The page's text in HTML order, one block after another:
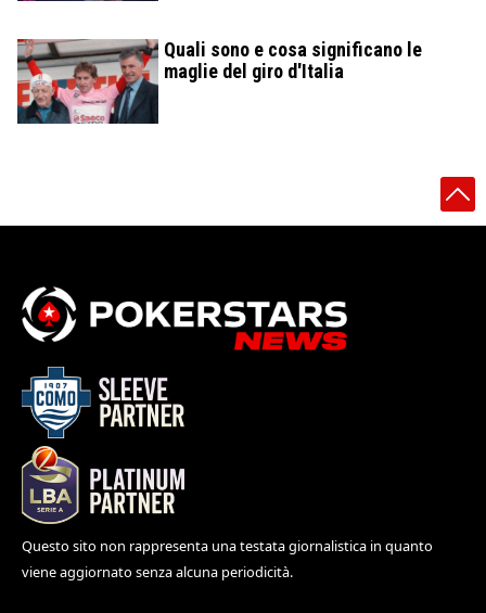
Quali sono e cosa significano le
maglie del giro d'Italia
Questo sito non rappresenta una testata giornalistica in quanto
viene aggiornato senza alcuna periodicità.